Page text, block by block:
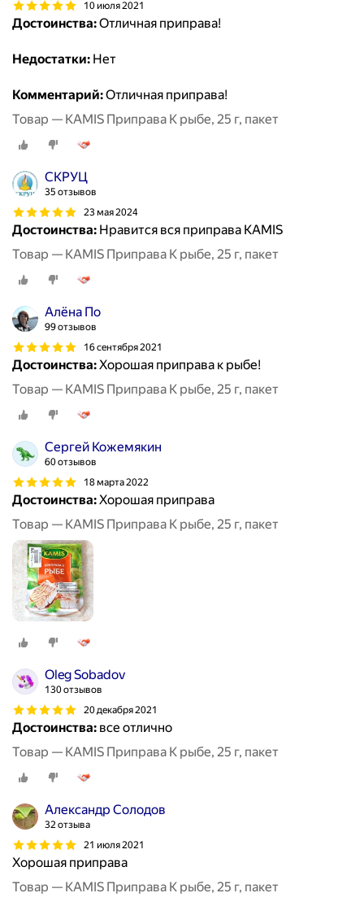
10 июля 2021
Достоинства:Отличная приправа!
Недостатки: Нет
Комментарий:Отличная приправа!
Товар — KAMIS Приправа К рыбе, 25 г, пакет
СКРУЦ
35 отзывов
23 мая 2024
Достоинства: Нравится вся приправа KAMIS
Товар — KAMIS Приправа К рыбе, 25 г, пакет
Алёна По
99 отзывов
16 сентября 2021
Достоинства:Хорошая приправа к рыбе!
Товар — KAMIS Приправа К рыбе, 25 г, пакет
Сергей Кожемякин
60 отзывов
18 марта 2022
Достоинства:Хорошая приправа
Товар — KAMIS Приправа К рыбе, 25 г, пакет
Oleg Sobadov
130 отзывов
20 декабря 2021
Достоинства: все отлично
Товар — KAMIS Приправа К рыбе, 25 г, пакет
Александр Солодов
32 отзыва
21 июля 2021
Хорошая приправа
Товар — KAMIS Приправа К рыбе, 25 г, пакет